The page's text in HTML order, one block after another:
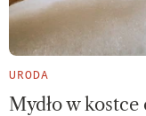
URODA
Mydło w